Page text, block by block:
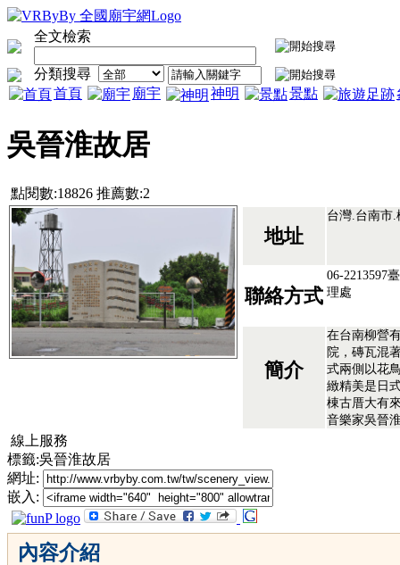
全文檢索
分類搜尋
首頁
廟宇 神明 景點
吳晉淮故居
點閱數:18826 推薦數:2
地址
台灣.台南市.
聯絡方式
06-2213597
理處
簡介
在台南柳營
院，磚瓦混
式兩側以花
緻精美是日
棟古厝大有
音樂家吳晉
線上服務
標籤:吳晉淮故居
網址:
嵌入:
內容介紹